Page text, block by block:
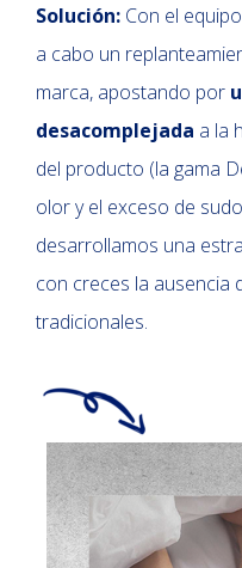
Solución: Con el
a cabo un
marca, apostando por
desacomplejada a la
del producto (la gama
olor y el exceso de
desarrollamos una
con creces la ausencia
tradicionales.